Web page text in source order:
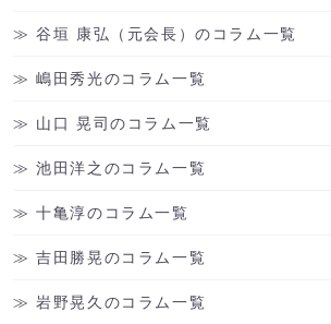
谷垣 康弘（元会長）のコラム一覧
嶋田秀光のコラム一覧
山口 晃司のコラム一覧
池田洋之のコラム一覧
十亀淳のコラム一覧
吉田勝晃のコラム一覧
岩野晃久のコラム一覧